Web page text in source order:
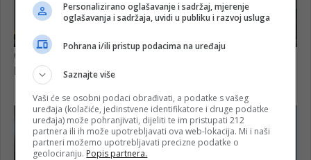
Personalizirano oglašavanje i sadržaj, mjerenje
oglašavanja i sadržaja, uvidi u publiku i razvoj usluga
Pohrana i/ili pristup podacima na uređaju
Saznajte više
Vaši će se osobni podaci obrađivati, a podatke s vašeg
uređaja (kolačiće, jedinstvene identifikatore i druge podatke
uređaja) može pohranjivati, dijeliti te im pristupati 212
partnera ili ih može upotrebljavati ova web-lokacija. Mi i naši
partneri možemo upotrebljavati precizne podatke o
geolociranju. Popis partnera.